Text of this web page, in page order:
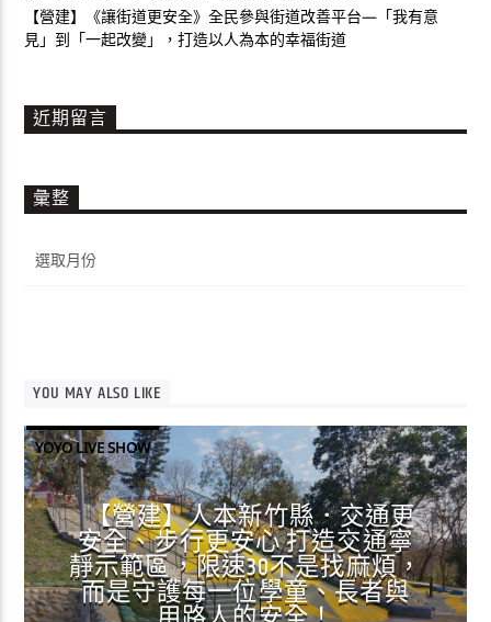
【營建】《讓街道更安全》全民參與街道改善平台—「我有意
見」到「一起改變」，打造以人為本的幸福街道
近期留言
彙整
整
YOU MAY ALSO LIKE
YOYO LIVE SHOW
【營建】人本新竹縣．交通更
安全、步行更安心 打造交通寧
靜示範區，限速30不是找麻煩，
而是守護每一位學童、長者與